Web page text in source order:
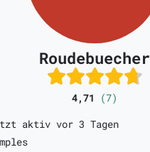
Roudebuecher
4,71
(7)
aktiv vor 3 Tagen